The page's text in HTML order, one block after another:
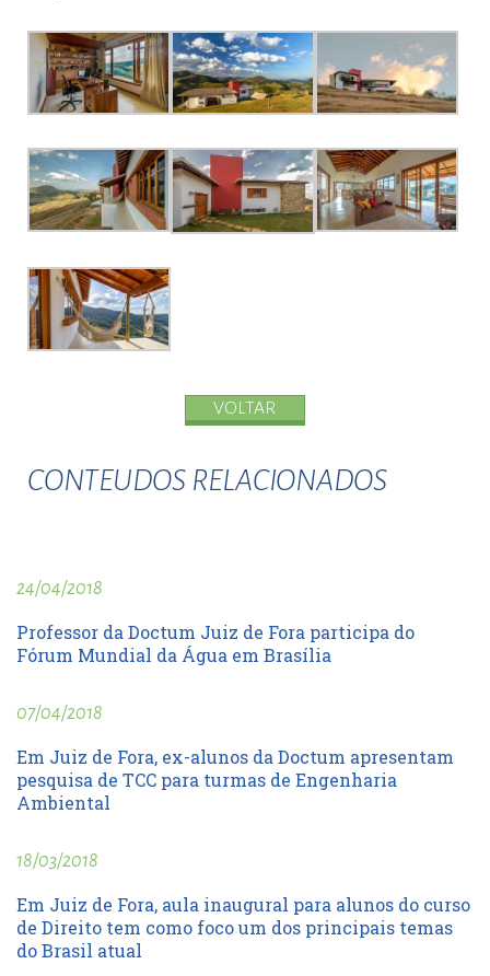
VOLTAR
CONTEUDOS RELACIONADOS
24/04/2018
Professor da Doctum Juiz de Fora participa do
Fórum Mundial da Água em Brasília
07/04/2018
Em Juiz de Fora, ex-alunos da Doctum apresentam
pesquisa de TCC para turmas de Engenharia
Ambiental
18/03/2018
Em Juiz de Fora, aula inaugural para alunos do curso
de Direito tem como foco um dos principais temas
do Brasil atual